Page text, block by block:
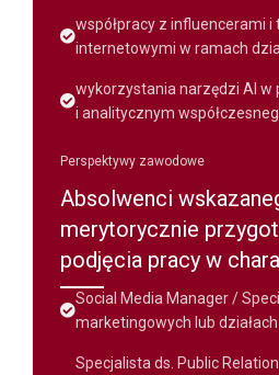
współpracy z influencerami i
internetowymi w ramach
wykorzystania narzędzi AI w
i analitycznym
Perspektywy zawodowe
Absolwenci
merytorycznie
podjęcia pracy w
Social Media Manager /
marketingowych lub
Specjalista ds. Public